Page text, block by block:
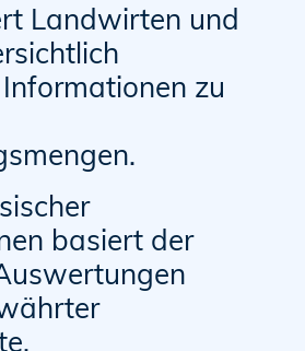
Landwirten und
zu
basiert der